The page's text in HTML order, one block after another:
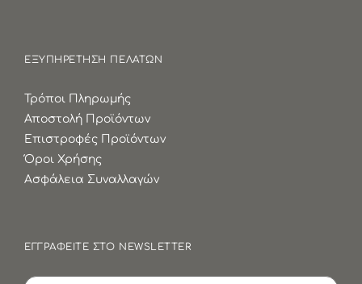
ΕΞΥΠΗΡΕΤΗΣΗ ΠΕΛΑΤΩΝ
Τρόποι Πληρωμής
Αποστολή Προϊόντων
Επιστροφές Προϊόντων
Όροι Χρήσης
Ασφάλεια Συναλλαγών
ΕΓΓΡΑΦΕΙΤΕ ΣΤΟ NEWSLETTER